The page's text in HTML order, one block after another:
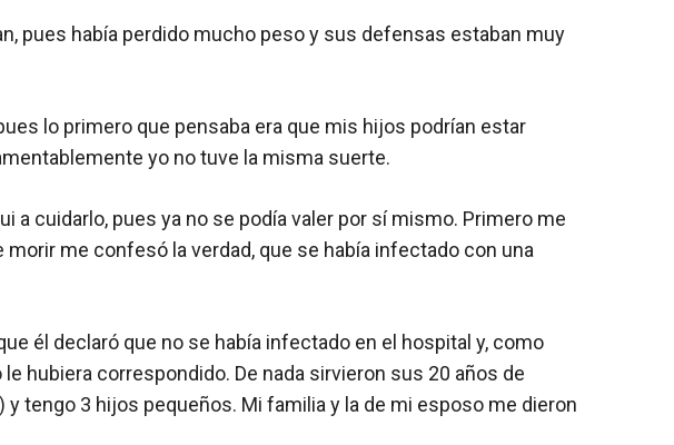
pues había perdido mucho peso y sus defensas estaban muy
lo primero que pensaba era que mis hijos podrían estar
yo no tuve la misma suerte.
a cuidarlo, pues ya no se podía valer por sí mismo. Primero me
me confesó la verdad, que se había infectado con una
él declaró que no se había infectado en el hospital y, como
hubiera correspondido. De nada sirvieron sus 20 años de
tengo 3 hijos pequeños. Mi familia y la de mi esposo me dieron